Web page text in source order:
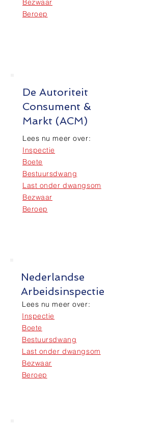
Bezwaar
Beroep
De Autoriteit
Consument &
Markt (ACM)
Lees nu meer over:
Inspectie
Boete
Bestuursdwang
Last onder dwangsom
Bezwaar
Beroep
Nederlandse
Arbeidsinspectie
Lees nu meer over:
Inspectie
Boete
Bestuursdwang
Last onder dwangsom
Bezwaar
Beroep